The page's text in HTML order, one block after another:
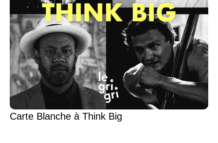
Carte Blanche à Think Big